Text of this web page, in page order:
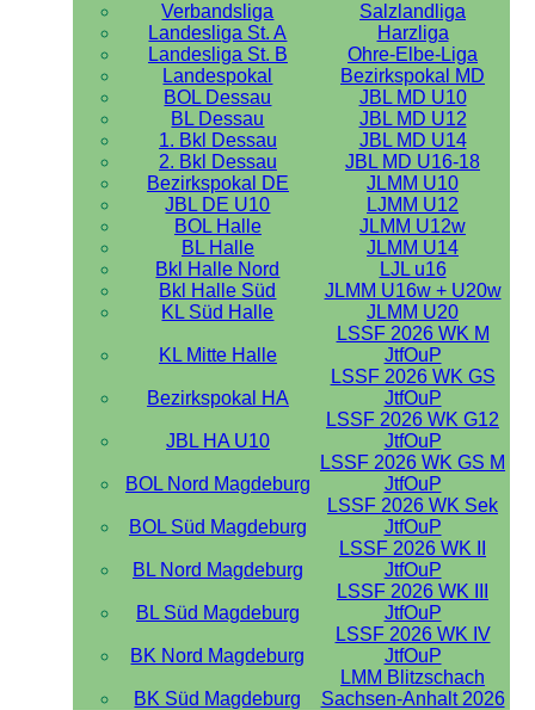
Verbandsliga
Salzlandliga
Landesliga St. A
Harzliga
Landesliga St. B
Ohre-Elbe-Liga
Landespokal
Bezirkspokal MD
BOL Dessau
JBL MD U10
BL Dessau
JBL MD U12
1. Bkl Dessau
JBL MD U14
2. Bkl Dessau
JBL MD U16-18
Bezirkspokal DE
JLMM U10
JBL DE U10
LJMM U12
BOL Halle
JLMM U12w
BL Halle
JLMM U14
Bkl Halle Nord
LJL u16
Bkl Halle Süd
JLMM U16w + U20w
KL Süd Halle
JLMM U20
KL Mitte Halle
LSSF 2026 WK M
JtfOuP
Bezirkspokal HA
LSSF 2026 WK GS
JtfOuP
JBL HA U10
LSSF 2026 WK G12
JtfOuP
BOL Nord Magdeburg
LSSF 2026 WK GS M
JtfOuP
BOL Süd Magdeburg
LSSF 2026 WK Sek
JtfOuP
BL Nord Magdeburg
LSSF 2026 WK II
JtfOuP
BL Süd Magdeburg
LSSF 2026 WK III
JtfOuP
BK Nord Magdeburg
LSSF 2026 WK IV
JtfOuP
BK Süd Magdeburg
LMM Blitzschach
Sachsen-Anhalt 2026